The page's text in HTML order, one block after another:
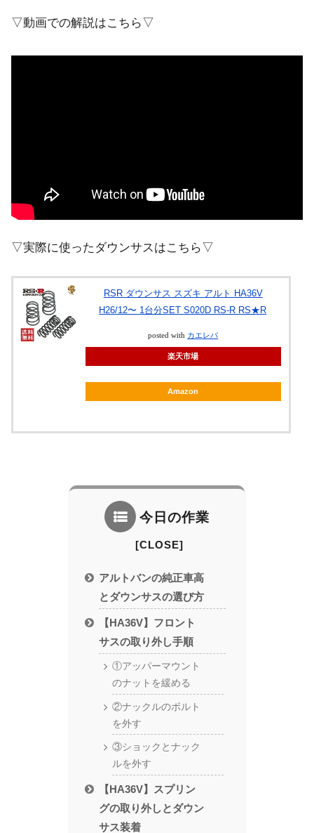
▽動画での解説はこちら▽
▽実際に使ったダウンサスはこちら▽
RSR ダウンサス スズキ アルト HA36V
H26/12〜 1台分SET S020D RS-R RS★R
posted with カエレバ
楽天市場
Amazon
今日の作業
アルトバンの純正車高
とダウンサスの選び方
【HA36V】フロント
サスの取り外し手順
①アッパーマウント
のナットを緩める
②ナックルのボルト
を外す
③ショックとナック
ルを外す
【HA36V】スプリン
グの取り外しとダウン
サス装着